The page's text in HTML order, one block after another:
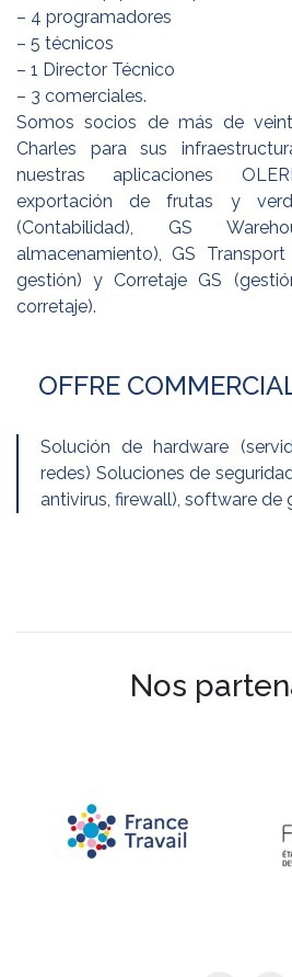
– 4 programadores
– 5 técnicos
– 1 Director Técnico
– 3 comerciales.
Somos socios de más de
Charles para sus
nuestras aplicaciones
exportación de frutas y
(Contabilidad), GS
almacenamiento), GS
gestión) y Corretaje GS
corretaje).
OFFRE
Solución de hardware
redes) Soluciones de
antivirus, firewall), software de
Nos